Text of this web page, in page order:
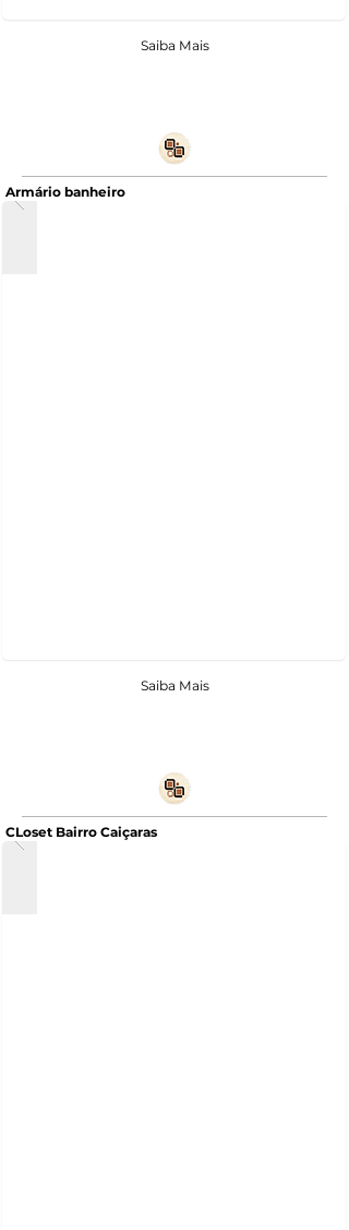
Saiba Mais
Armário banheiro
Saiba Mais
CLoset Bairro Caiçaras